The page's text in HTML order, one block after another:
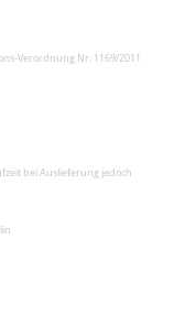
Verordnung Nr. 1169/2011
bei Auslieferung jedoch